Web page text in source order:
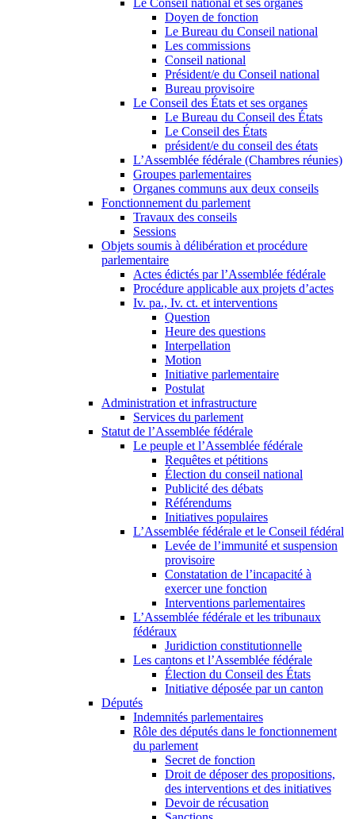
Le Conseil national et ses organes
Doyen de fonction
Le Bureau du Conseil national
Les commissions
Conseil national
Président/e du Conseil national
Bureau provisoire
Le Conseil des États et ses organes
Le Bureau du Conseil des États
Le Conseil des États
président/e du conseil des états
L’Assemblée fédérale (Chambres réunies)
Groupes parlementaires
Organes communs aux deux conseils
Fonctionnement du parlement
Travaux des conseils
Sessions
Objets soumis à délibération et procédure
parlementaire
Actes édictés par l’Assemblée fédérale
Procédure applicable aux projets d’actes
Iv. pa., Iv. ct. et interventions
Question
Heure des questions
Interpellation
Motion
Initiative parlementaire
Postulat
Administration et infrastructure
Services du parlement
Statut de l’Assemblée fédérale
Le peuple et l’Assemblée fédérale
Requêtes et pétitions
Élection du conseil national
Publicité des débats
Référendums
Initiatives populaires
L’Assemblée fédérale et le Conseil fédéral
Levée de l’immunité et suspension
provisoire
Constatation de l’incapacité à
exercer une fonction
Interventions parlementaires
L’Assemblée fédérale et les tribunaux
fédéraux
Juridiction constitutionnelle
Les cantons et l’Assemblée fédérale
Élection du Conseil des États
Initiative déposée par un canton
Députés
Indemnités parlementaires
Rôle des députés dans le fonctionnement
du parlement
Secret de fonction
Droit de déposer des propositions,
des interventions et des initiatives
Devoir de récusation